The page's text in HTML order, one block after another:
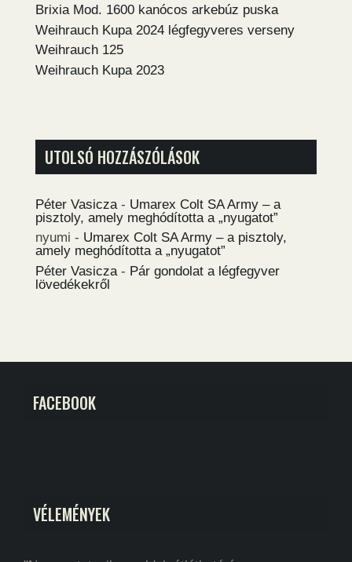
Brixia Mod. 1600 kanócos arkebúz puska
Weihrauch Kupa 2024 légfegyveres verseny
Weihrauch 125
Weihrauch Kupa 2023
UTOLSÓ HOZZÁSZÓLÁSOK
Péter Vasicza- Umarex Colt SA Army – a
pisztoly, amely meghódította a „nyugatot”
nyumi - Umarex Colt SA Army – a pisztoly,
amely meghódította a „nyugatot”
Péter Vasicza- Pár gondolat a légfegyver
lövedékekről
FACEBOOK
VÉLEMÉNYEK